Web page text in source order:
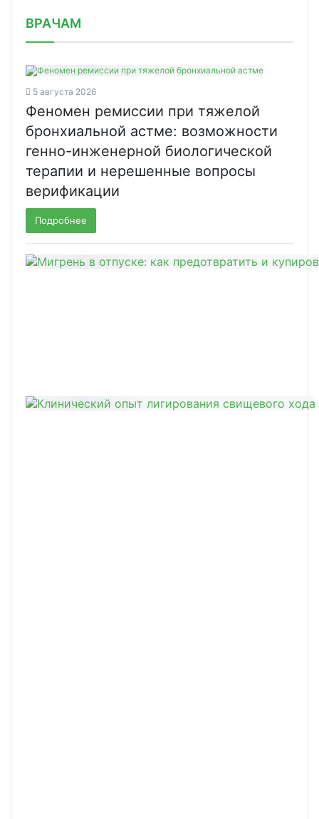
ВРАЧАМ
5 августа 2026
Феномен ремиссии при тяжелой
бронхиальной астме: возможности
генно-инженерной биологической
терапии и нерешенные вопросы
верификации
Подробнее